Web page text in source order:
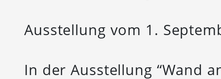
Ausstellung vom 1.
In der Ausstellung “Wand